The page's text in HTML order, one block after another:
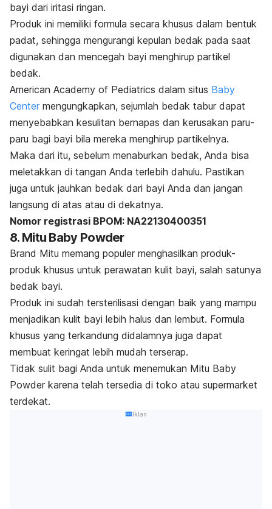
bayi dari iritasi ringan.
Produk ini memiliki formula secara khusus dalam bentuk
padat, sehingga mengurangi kepulan bedak pada saat
digunakan dan mencegah bayi menghirup partikel
bedak.
American Academy of Pediatrics dalam situs Baby
Center mengungkapkan, sejumlah bedak tabur dapat
menyebabkan kesulitan bernapas dan kerusakan paru-
paru bagi bayi bila mereka menghirup partikelnya.
Maka dari itu, sebelum menaburkan bedak, Anda bisa
meletakkan di tangan Anda terlebih dahulu. Pastikan
juga untuk jauhkan bedak dari bayi Anda dan jangan
langsung di atas atau di dekatnya.
Nomor registrasi BPOM: NA22130400351
8. Mitu Baby Powder
Brand Mitu memang populer menghasilkan produk-
produk khusus untuk perawatan kulit bayi, salah satunya
bedak bayi.
Produk ini sudah tersterilisasi dengan baik yang mampu
menjadikan kulit bayi lebih halus dan lembut. Formula
khusus yang terkandung didalamnya juga dapat
membuat keringat lebih mudah terserap.
Tidak sulit bagi Anda untuk menemukan Mitu Baby
Powder karena telah tersedia di toko atau supermarket
terdekat.
Iklan